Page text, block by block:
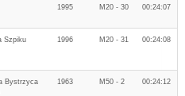
1995 M20 - 30 00:24:07
Szpiku 1996 M20 - 31 00:24:08
Bystrzyca
1963 M50 - 2 00:24:12